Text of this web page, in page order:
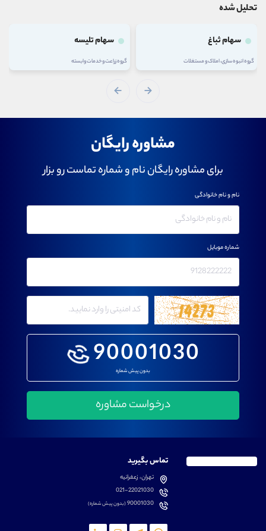
تحلیل شده
سهام ثباغ
گروه انبوه سازی، املاک و مستغلات
سهام تلیسه
گروه زراعت و خدمات وابسته
مشاوره رایگان
برای مشاوره رایگان نام و شماره تماست رو بزار
90001030
بدون پیش شماره
نام و نام خانوادگی
شماره موبایل
تماس بگیرید
تهران، زعفرانیه
021-22021030
90001030(بدون پیش شماره)